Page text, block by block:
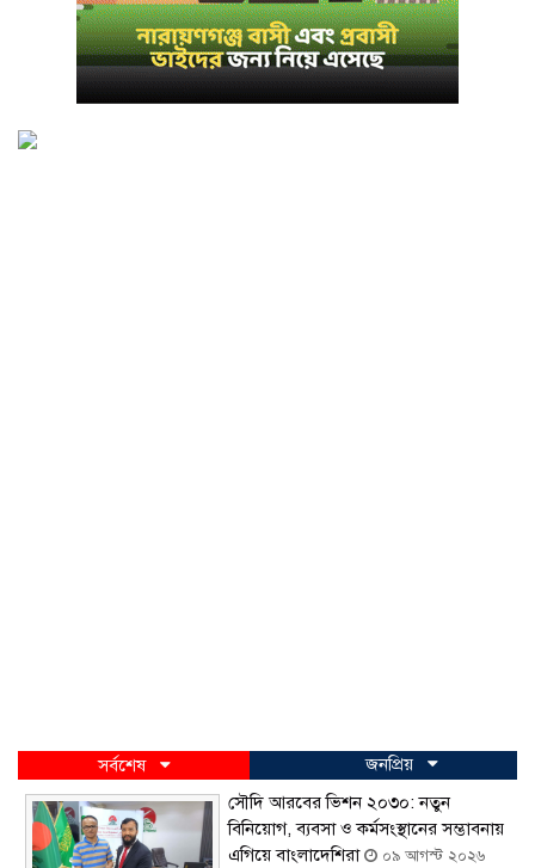
সর্বশেষ
জনপ্রিয়
সৌদি আরবের ভিশন ২০৩০: নতুন
বিনিয়োগ, ব্যবসা ও কর্মসংস্থানের সম্ভাবনায়
এগিয়ে বাংলাদেশিরা
০৯ আগস্ট ২০২৬